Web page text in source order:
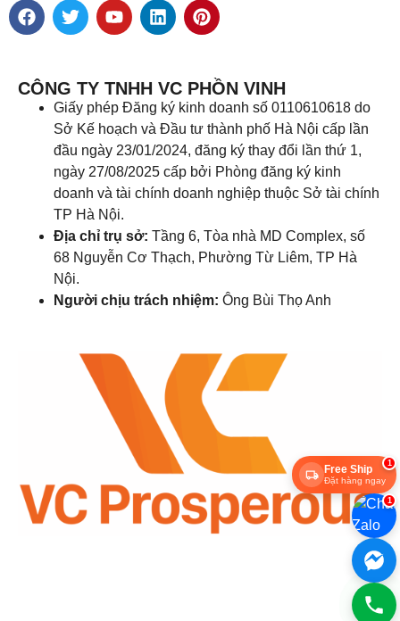
CÔNG TY TNHH VC PHỒN VINH
Giấy phép Đăng ký kinh doanh số 0110610618 do
Sở Kế hoạch và Đầu tư thành phố Hà Nội cấp lần
đầu ngày 23/01/2024, đăng ký thay đổi lần thứ 1,
ngày 27/08/2025 cấp bởi Phòng đăng ký kinh
doanh và tài chính doanh nghiệp thuộc Sở tài chính
TP Hà Nội.
Địa chỉ trụ sở: Tầng 6, Tòa nhà MD Complex, số
68 Nguyễn Cơ Thạch, Phường Từ Liêm, TP Hà
Nội.
Người chịu trách nhiệm: Ông Bùi Thọ Anh
1
Free Ship
Đặt hàng ngay
1